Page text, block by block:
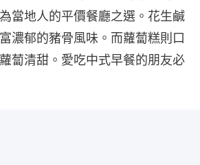
當地人的平價餐廳之選。花生鹹
濃郁的豬骨風味。而蘿蔔糕則口
蔔清甜。愛吃中式早餐的朋友必